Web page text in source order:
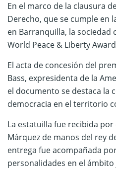
En el marco de la clausura
Derecho, que se cumple en
en Barranquilla, la sociedad
World Peace & Liberty
El acta de concesión del
Bass, expresidenta de la
el documento se destaca la
democracia en el territorio
La estatuilla fue recibida
Márquez de manos del rey
entrega fue acompañada
personalidades en el